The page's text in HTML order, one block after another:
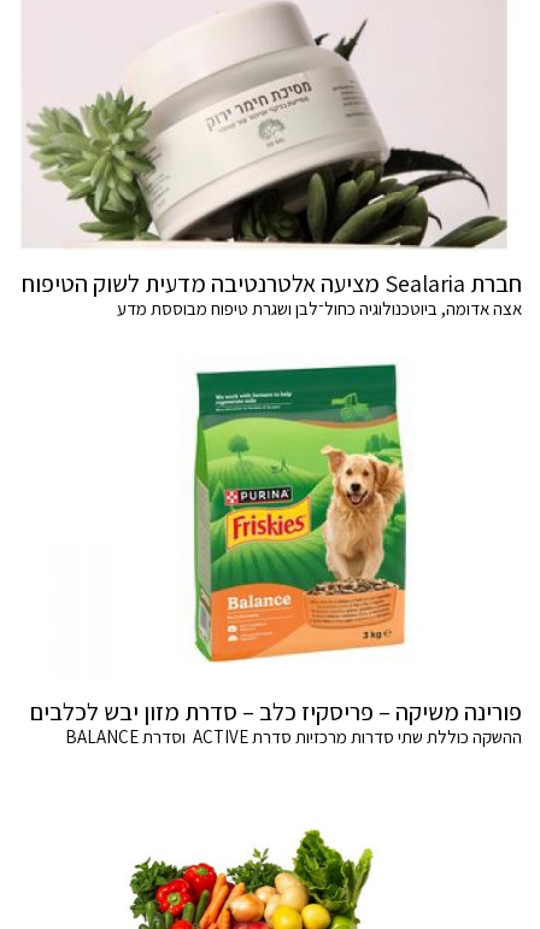
חברת Sealaria מציעה אלטרנטיבה מדעית לשוק הטיפוח
אצה אדומה, ביוטכנולוגיה כחול־לבן ושגרת טיפוח מבוססת מדע
פורינה משיקה – פריסקיז כלב – סדרת מזון יבש לכלבים
ההשקה כוללת שתי סדרות מרכזיות סדרת ACTIVE וסדרת BALANCE